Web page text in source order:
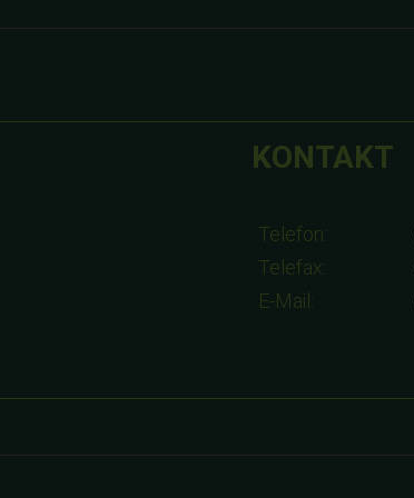
KONTAKT
Telefon:
Telefax:
E-Mail: